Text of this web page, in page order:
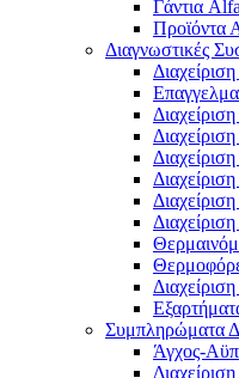
Γάντια
Προϊόντα
Διαγνωστικές
Συμπληρώματα
Άγχος-